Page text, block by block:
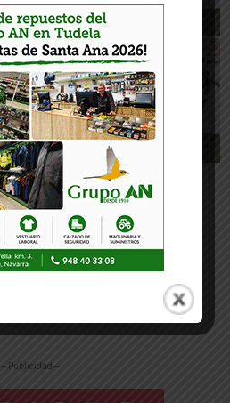
-- Publicidad --